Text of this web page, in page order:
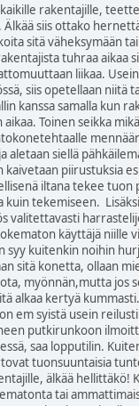
rakentajille,
siis ottako
sitä väheksymään
tuhraa aikaa
liikaa.
siis opetellaan niitä
kanssa samalla kun
Toinen seikka
aletaan siellä
kaivetaan piirustuksia
iltana tekee tuon
kuin tekemiseen.
valitettavasti
käyttäjä niille
syy kuitenkin noihin
sitä konetta, ollaan
myönnän,mutta jos
alkaa kertyä
em syistä usein
putkirunkoon
saa lopputilin.
tuonsuuntaisia
älkää hellittäkö!
tai